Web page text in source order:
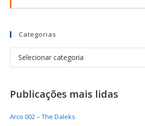
Categorias
Publicações mais lidas
Arco 002 – The Daleks